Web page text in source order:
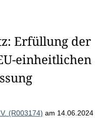
Erfüllung der
einheitlichen
(R003174) am 14.06.2024